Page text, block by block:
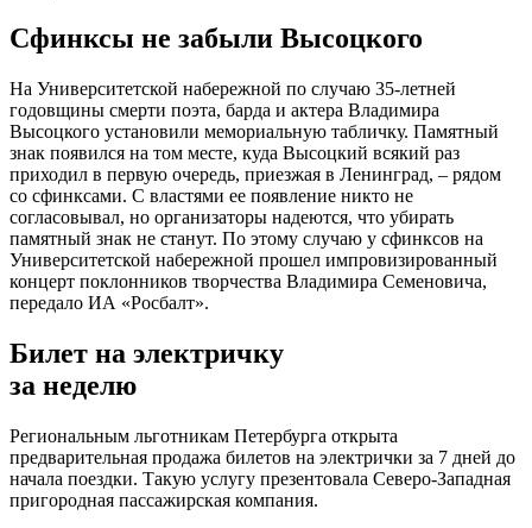
Сфинксы не забыли Высоцкого
На Университетской набережной по случаю 35-летней
годовщины смерти поэта, барда и актера Владимира
Высоцкого установили мемориальную табличку. Памятный
знак появился на том месте, куда Высоцкий всякий раз
приходил в первую очередь, приезжая в Ленинград, – рядом
со сфинксами. С властями ее появление никто не
согласовывал, но организаторы надеются, что убирать
памятный знак не станут. По этому случаю у сфинксов на
Университетской набережной прошел импровизированный
концерт поклонников творчества Владимира Семеновича,
передало ИА «Росбалт».
Билет на электричку
за неделю
Региональным льготникам Петербурга открыта
предварительная продажа билетов на электрички за 7 дней до
начала поездки. Такую услугу презентовала Северо-Западная
пригородная пассажирская компания.